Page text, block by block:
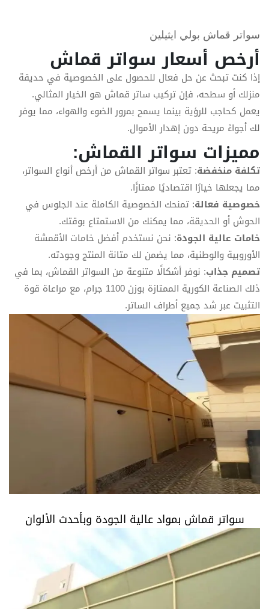
سواتر قماش بولي ايثيلين
أرخص أسعار سواتر قماش
إذا كنت تبحث عن حل فعال للحصول على الخصوصية في حديقة
منزلك أو سطحه، فإن تركيب ساتر قماش هو الخيار المثالي.
يعمل كحاجب للرؤية بينما يسمح بمرور الضوء والهواء، مما يوفر
لك أجواءً مريحة دون إهدار الأموال.
مميزات سواتر القماش:
تكلفة منخفضة: تعتبر سواتر القماش من أرخص أنواع السواتر،
مما يجعلها خيارًا اقتصاديًا ممتازًا.
خصوصية فعالة: تمنحك الخصوصية الكاملة عند الجلوس في
الحوش أو الحديقة، مما يمكنك من الاستمتاع بوقتك.
خامات عالية الجودة: نحن نستخدم أفضل خامات الأقمشة
الأوروبية والوطنية، مما يضمن لك متانة المنتج وجودته.
تصميم جذاب: نوفر أشكالًا متنوعة من السواتر القماش، بما في
ذلك الصناعة الكورية الممتازة بوزن 1100 جرام، مع مراعاة قوة
التثبيت عبر شد جميع أطراف الساتر.
سواتر قماش بمواد عالية الجودة وبأحدث الألوان